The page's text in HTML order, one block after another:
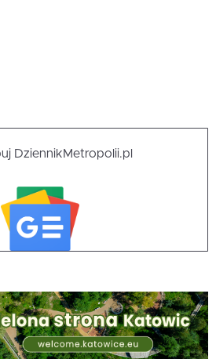
DziennikMetropolii.pl